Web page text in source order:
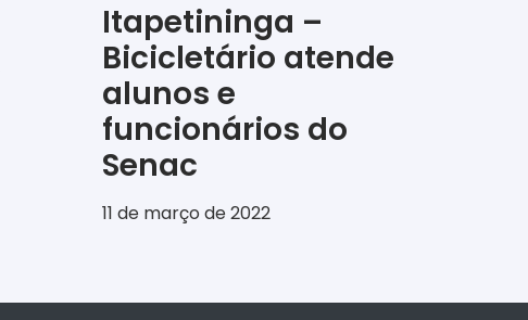
Itapetininga –
Bicicletário atende
alunos e
funcionários do
Senac
11 de março de 2022